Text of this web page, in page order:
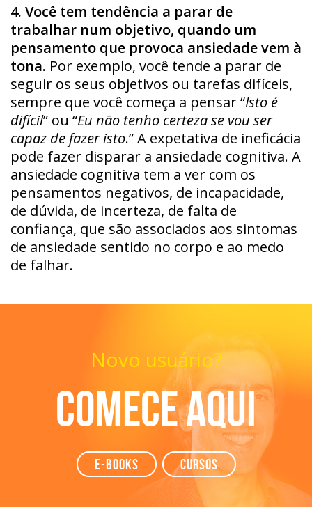
4. Você tem tendência a parar de
trabalhar num objetivo, quando um
pensamento que provoca ansiedade vem à
tona. Por exemplo, você tende a parar de
seguir os seus objetivos ou tarefas difíceis,
sempre que você começa a pensar “Isto é
difícil” ou “Eu não tenho certeza se vou ser
capaz de fazer isto.” A expetativa de ineficácia
pode fazer disparar a ansiedade cognitiva. A
ansiedade cognitiva tem a ver com os
pensamentos negativos, de incapacidade,
de dúvida, de incerteza, de falta de
confiança, que são associados aos sintomas
de ansiedade sentido no corpo e ao medo
de falhar.
Novo usuário?
Comece aqui
e-books Cursos